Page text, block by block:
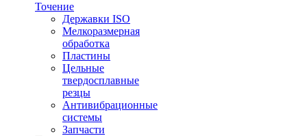
Точение
Державки ISO
Мелкоразмерная
обработка
Пластины
Цельные
твердосплавные
резцы
Антивибрационные
системы
Запчасти